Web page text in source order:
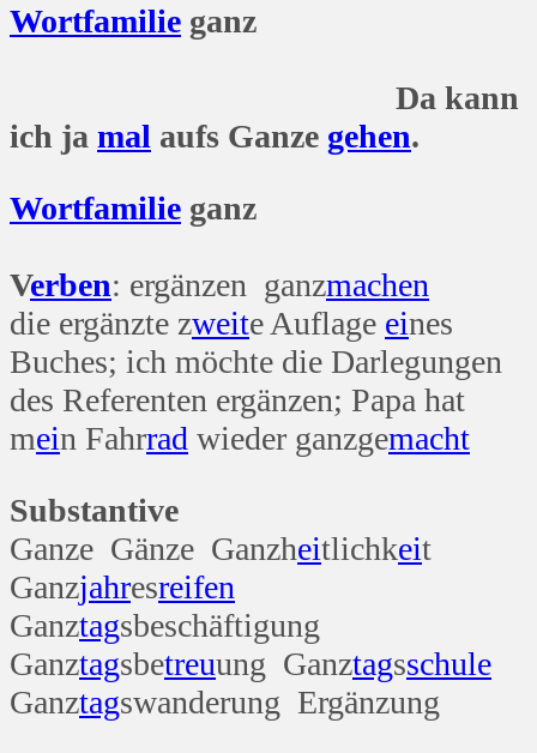
Wortfamilie ganz
Da kann
ich ja mal aufs Ganze gehen.
Wortfamilie ganz
Verben: ergänzen ganzmachen
die ergänzte zweite Auflage eines
Buches; ich möchte die Darlegungen
des Referenten ergänzen; Papa hat
mein Fahrrad wieder ganzgemacht
Substantive
Ganze Gänze Ganzheitlichkeit
Ganzjahresreifen
Ganztagsbeschäftigung
Ganztagsbetreuung Ganztagsschule
Ganztagswanderung Ergänzung